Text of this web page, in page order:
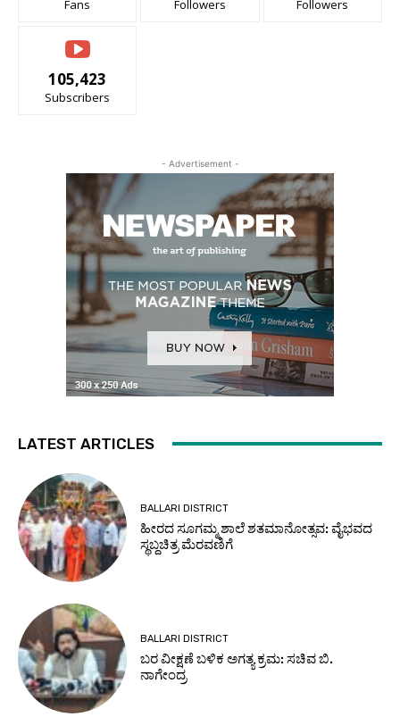
Fans Followers Followers
105,423
Subscribers
- Advertisement -
LATEST ARTICLES
BALLARI DISTRICT
ಹೀರದ ಸೂಗಮ್ಮ ಶಾಲೆ ಶತಮಾನೋತ್ಸವ: ವೈಭವದ
ಸ್ಥಬ್ದಚಿತ್ರ ಮೆರವಣಿಗೆ
BALLARI DISTRICT
ಬರ ವೀಕ್ಷಣೆ ಬಳಿಕ ಅಗತ್ಯ ಕ್ರಮ: ಸಚಿವ ಬಿ.
ನಾಗೇಂದ್ರ